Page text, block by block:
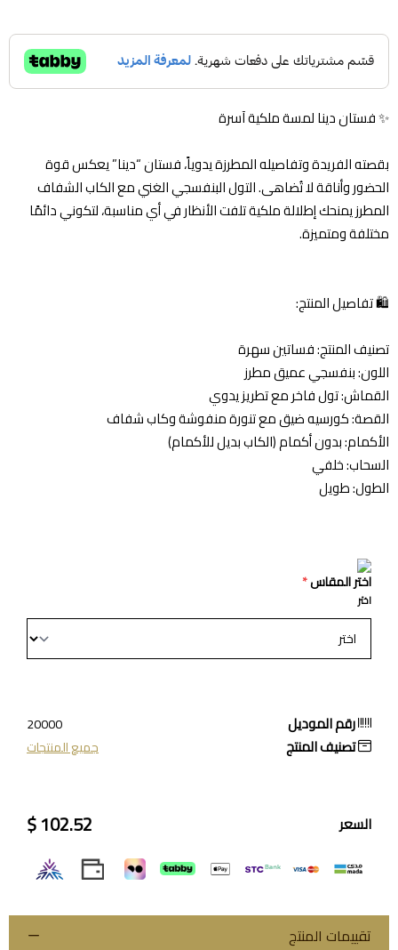
✨ فستان دينا لمسة ملكية آسرة
بقصته الفريدة وتفاصيله المطرزة يدوياً، فستان “دينا” يعكس قوة
الحضور وأناقة لا تُضاهى. التول البنفسجي الغني مع الكاب الشفاف
المطرز يمنحك إطلالة ملكية تلفت الأنظار في أي مناسبة، لتكوني دائمًا
مختلفة ومتميزة.
🛍️ تفاصيل المنتج:
تصنيف المنتج: فساتين سهرة
اللون: بنفسجي عميق مطرز
القماش: تول فاخر مع تطريز يدوي
القصة: كورسيه ضيق مع تنورة منفوشة وكاب شفاف
الأكمام: بدون أكمام (الكاب بديل للأكمام)
السحاب: خلفي
الطول: طويل
اختر المقاس*
اختر
رقم الموديل 20000
تصنيف المنتج جميع المنتجات
السعر 102.52 $
تقييمات المنتج